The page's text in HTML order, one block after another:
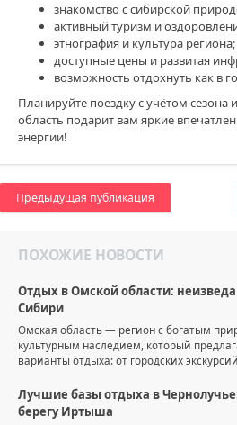
знакомство с сибирской
активный туризм и
этнография и культура региона;
доступные цены и развитая
возможность отдохнуть как в
Планируйте поездку с учётом
область подарит вам яркие
энергии!
Предыдущая публикация
ПОХОЖИЕ НОВОСТИ
Отдых в Омской области:
Сибири
Омская область — регион с богатым
культурным наследием, который
варианты отдыха: от городских
Лучшие базы отдыха в
берегу Иртыша